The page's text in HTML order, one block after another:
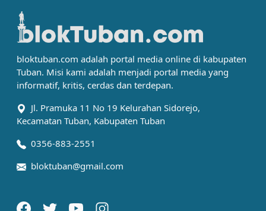
bloktuban.com adalah portal media online di kabupaten
Tuban. Misi kami adalah menjadi portal media yang
informatif, kritis, cerdas dan terdepan.
Jl. Pramuka 11 No 19 Kelurahan Sidorejo,
Kecamatan Tuban, Kabupaten Tuban
0356-883-2551
bloktuban@gmail.com